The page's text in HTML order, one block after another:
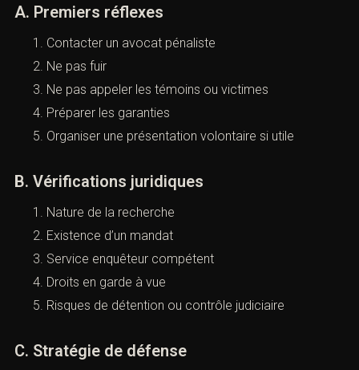
A. Premiers réflexes
Contacter un avocat pénaliste
Ne pas fuir
Ne pas appeler les témoins ou victimes
Préparer les garanties
Organiser une présentation volontaire si utile
B. Vérifications juridiques
Nature de la recherche
Existence d’un mandat
Service enquêteur compétent
Droits en garde à vue
Risques de détention ou contrôle judiciaire
C. Stratégie de défense